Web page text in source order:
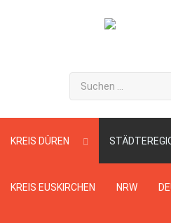
Suchen
...
KREIS DÜREN
KREIS EUSKIRCHEN NRW